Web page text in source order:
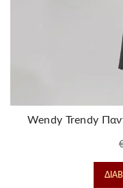
Wendy Trendy